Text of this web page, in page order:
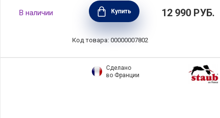
Кастрюля из нержавеющей стали с
крышкой "Океан" объем 2,6 л, диаметр 20
см, Silampos, Португалия, 636124V81020
В наличии Купить 12 990 РУБ.
Код товара: 00000007802
Сделано
во Франции